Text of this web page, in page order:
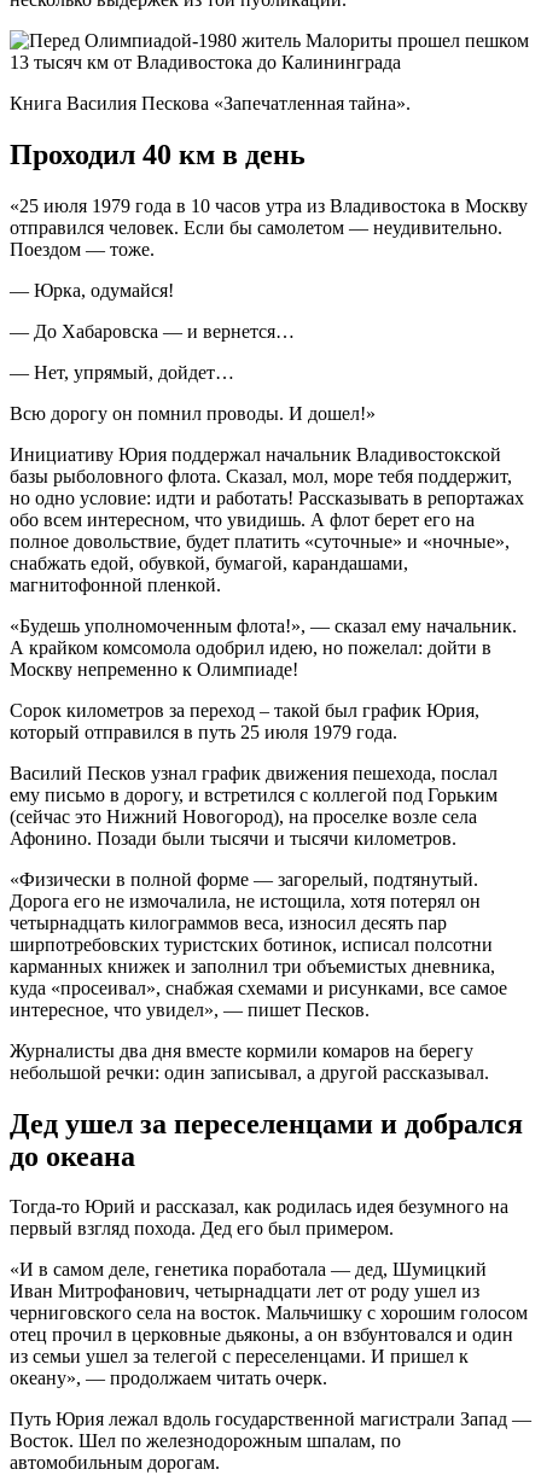
Книга Василия Пескова «Запечатленная тайна».
Проходил 40 км в день
«25 июля 1979 года в 10 часов утра из Владивостока в Москву
отправился человек. Если бы самолетом — неудивительно.
Поездом — тоже.
— Юрка, одумайся!
— До Хабаровска — и вернется…
— Нет, упрямый, дойдет…
Всю дорогу он помнил проводы. И дошел!»
Инициативу Юрия поддержал начальник Владивостокской
базы рыболовного флота. Сказал, мол, море тебя поддержит,
но одно условие: идти и работать! Рассказывать в репортажах
обо всем интересном, что увидишь. А флот берет его на
полное довольствие, будет платить «суточные» и «ночные»,
снабжать едой, обувкой, бумагой, карандашами,
магнитофонной пленкой.
«Будешь уполномоченным флота!», — сказал ему начальник.
А крайком комсомола одобрил идею, но пожелал: дойти в
Москву непременно к Олимпиаде!
Сорок километров за переход – такой был график Юрия,
который отправился в путь 25 июля 1979 года.
Василий Песков узнал график движения пешехода, послал
ему письмо в дорогу, и встретился с коллегой под Горьким
(сейчас это Нижний Новогород), на проселке возле села
Афонино. Позади были тысячи и тысячи километров.
«Физически в полной форме — загорелый, подтянутый.
Дорога его не измочалила, не истощила, хотя потерял он
четырнадцать килограммов веса, износил десять пар
ширпотребовских туристских ботинок, исписал полсотни
карманных книжек и заполнил три объемистых дневника,
куда «просеивал», снабжая схемами и рисунками, все самое
интересное, что увидел», — пишет Песков.
Журналисты два дня вместе кормили комаров на берегу
небольшой речки: один записывал, а другой рассказывал.
Дед ушел за переселенцами и добрался
до океана
Тогда-то Юрий и рассказал, как родилась идея безумного на
первый взгляд похода. Дед его был примером.
«И в самом деле, генетика поработала — дед, Шумицкий
Иван Митрофанович, четырнадцати лет от роду ушел из
черниговского села на восток. Мальчишку с хорошим голосом
отец прочил в церковные дьяконы, а он взбунтовался и один
из семьи ушел за телегой с переселенцами. И пришел к
океану», — продолжаем читать очерк.
Путь Юрия лежал вдоль государственной магистрали Запад —
Восток. Шел по железнодорожным шпалам, по
автомобильным дорогам.